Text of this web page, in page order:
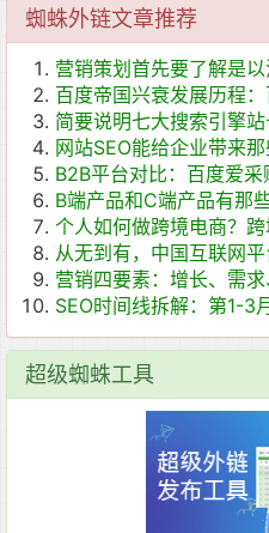
蜘蛛外链文章推荐
营销策划首先要了解是
百度帝国兴衰发展历程
简要说明七大搜索引擎
网站SEO能给企业带来那
B2B平台对比：百度爱
B端产品和C端产品有那
个人如何做跨境电商？
从无到有，中国互联网
营销四要素：增长、需
SEO时间线拆解：第1-3
超级蜘蛛工具